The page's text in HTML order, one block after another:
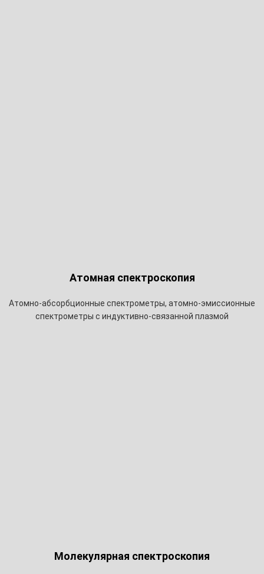
Атомная спектроскопия
Атомно-абсорбционные спектрометры, атомно-эмиссионные
спектрометры с индуктивно-связанной плазмой
Молекулярная спектроскопия